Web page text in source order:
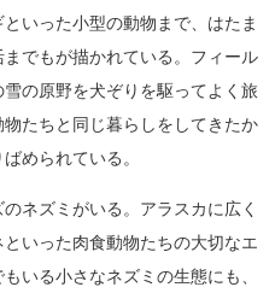
いった小型の動物まで、はたま
でもが描かれている。フィール
の原野を犬ぞりを駆ってよく旅
たちと同じ暮らしをしてきたか
められている。
ネズミがいる。アラスカに広く
いった肉食動物たちの大切なエ
いる小さなネズミの生態にも、